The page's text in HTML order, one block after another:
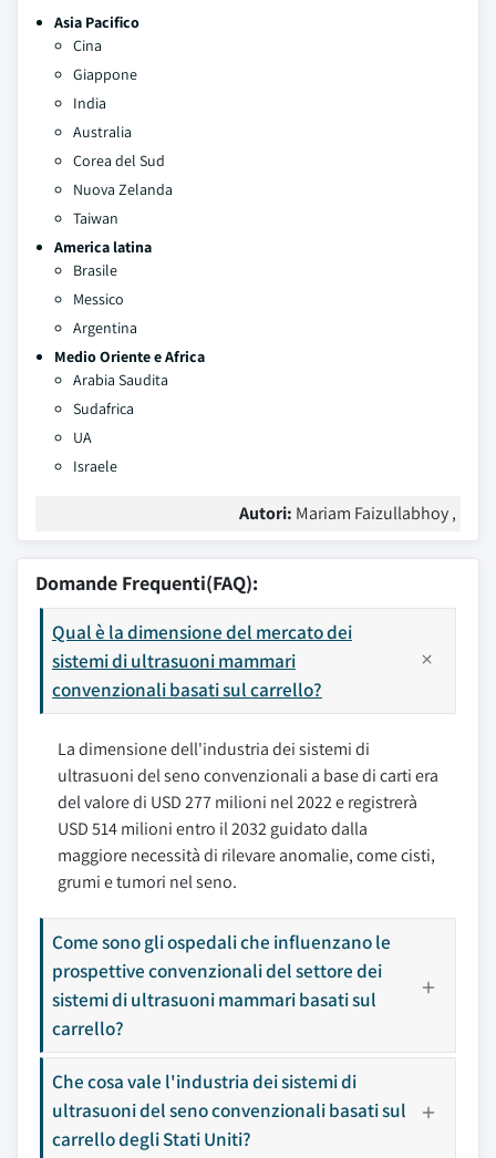
Asia Pacifico
Cina
Giappone
India
Australia
Corea del Sud
Nuova Zelanda
Taiwan
America latina
Brasile
Messico
Argentina
Medio Oriente e Africa
Arabia Saudita
Sudafrica
UA
Israele
Autori: Mariam Faizullabhoy ,
Domande Frequenti(FAQ):
Qual è la dimensione del mercato dei
sistemi di ultrasuoni mammari
convenzionali basati sul carrello?
La dimensione dell'industria dei sistemi di
ultrasuoni del seno convenzionali a base di carti era
del valore di USD 277 milioni nel 2022 e registrerà
USD 514 milioni entro il 2032 guidato dalla
maggiore necessità di rilevare anomalie, come cisti,
grumi e tumori nel seno.
Come sono gli ospedali che influenzano le
prospettive convenzionali del settore dei
sistemi di ultrasuoni mammari basati sul
carrello?
Che cosa vale l'industria dei sistemi di
ultrasuoni del seno convenzionali basati sul
carrello degli Stati Uniti?